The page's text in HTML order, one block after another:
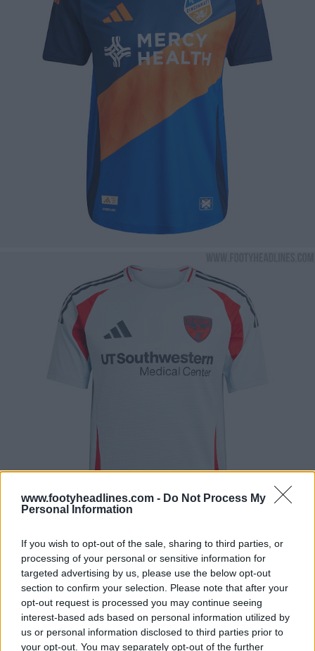
www.footyheadlines.com - Do Not Process My
Personal Information
If you wish to opt-out of the sale, sharing to third parties, or
processing of your personal or sensitive information for
targeted advertising by us, please use the below opt-out
section to confirm your selection. Please note that after your
opt-out request is processed you may continue seeing
interest-based ads based on personal information utilized by
us or personal information disclosed to third parties prior to
your opt-out. You may separately opt-out of the further